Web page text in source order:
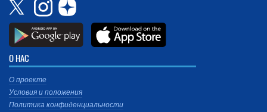
О НАС
О проекте
Условия и положения
Политика конфиденциальности